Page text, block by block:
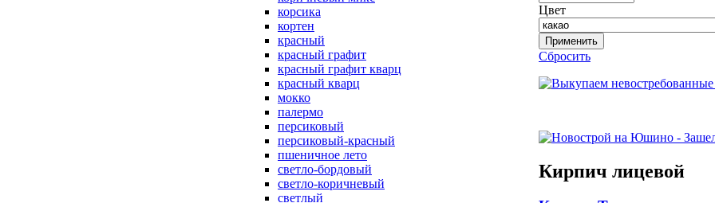
корсика
кортен
красный
красный графит
красный графит кварц
красный кварц
мокко
палермо
персиковый
персиковый-красный
пшеничное лето
светло-бордовый
светло-коричневый
светлый
Цвет
Сбросить
Кирпич лицевой